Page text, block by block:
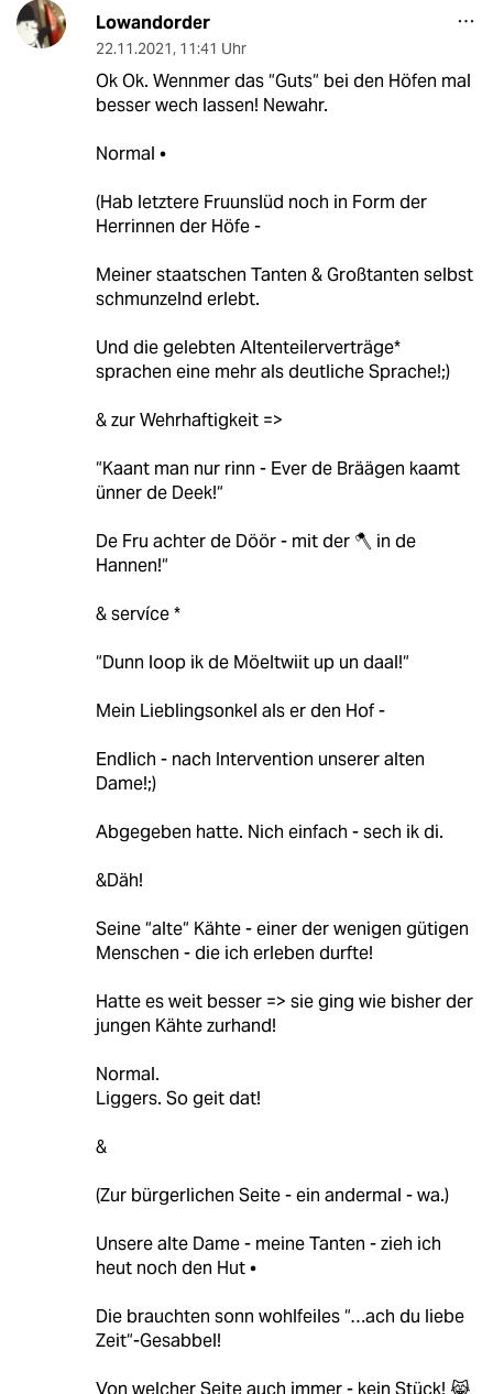
Lowandorder
22.11.2021, 11:41 Uhr
Ok Ok. Wennmer das “Guts“ bei den Höfen mal
besser wech lassen! Newahr.
Normal •
(Hab letztere Fruunslüd noch in Form der
Herrinnen der Höfe -
Meiner staatschen Tanten & Großtanten selbst
schmunzelnd erlebt.
Und die gelebten Altenteilerverträge*
sprachen eine mehr als deutliche Sprache!;)
& zur Wehrhaftigkeit =>
“Kaant man nur rinn - Ever de Bräägen kaamt
ünner de Deek!“
De Fru achter de Döör - mit der 🪓 in de
Hannen!“
& servíce *
“Dunn loop ik de Möeltwiit up un daal!“
Mein Lieblingsonkel als er den Hof -
Endlich - nach Intervention unserer alten
Dame!;)
Abgegeben hatte. Nich einfach - sech ik di.
&Däh!
Seine “alte“ Kähte - einer der wenigen gütigen
Menschen - die ich erleben durfte!
Hatte es weit besser => sie ging wie bisher der
jungen Kähte zurhand!
Normal.
Liggers. So geit dat!
&
(Zur bürgerlichen Seite - ein andermal - wa.)
Unsere alte Dame - meine Tanten - zieh ich
heut noch den Hut •
Die brauchten sonn wohlfeiles “…ach du liebe
Zeit“-Gesabbel!
Von welcher Seite auch immer - kein Stück! 😹